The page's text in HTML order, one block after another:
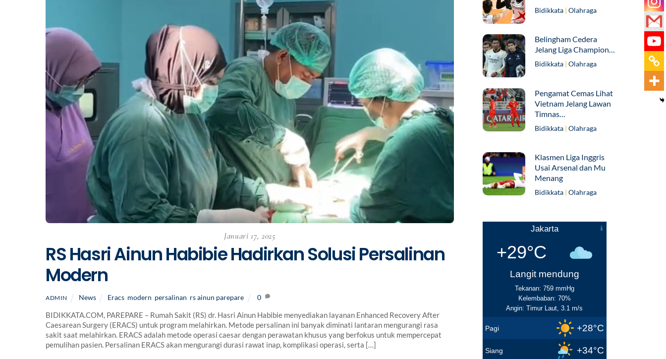
Januari 17, 2025
RS Hasri Ainun Habibie Hadirkan Solusi Persalinan
Modern
ADMIN News Eracs modern persalinan rs ainun parepare 0
BIDIKKATA.COM, PAREPARE – Rumah Sakit (RS) dr. Hasri Ainun Habibie menyediakan layanan Enhanced Recovery After
Caesarean Surgery (ERACS) untuk program melahirkan. Metode persalinan ini banyak diminati lantaran mengurangi rasa
sakit saat melahirkan. ERACS adalah metode operasi caesar dengan perawatan khusus yang berfokus untuk mempercepat
pemulihan pasien. Persalinan ERACS akan mengurangi durasi rawat inap, komplikasi operasi, serta […]
Bidikkata | Olahraga
Belingham Cedera
Jelang Liga Champion…
Bidikkata Olahraga
Pengamat Cemas Lihat
Vietnam Jelang Lawan
Timnas…
Bidikkata | Olahraga
Klasmen Liga Inggris
Usai Arsenal dan Mu
Menang
Bidikkata Olahraga
Jakarta
+29°C
Langit mendung
Tekanan: 759 mmHg
Kelembaban: 70%
Angin: Timur Laut, 3.1 m/s
Pagi +28°C
Siang +34°C